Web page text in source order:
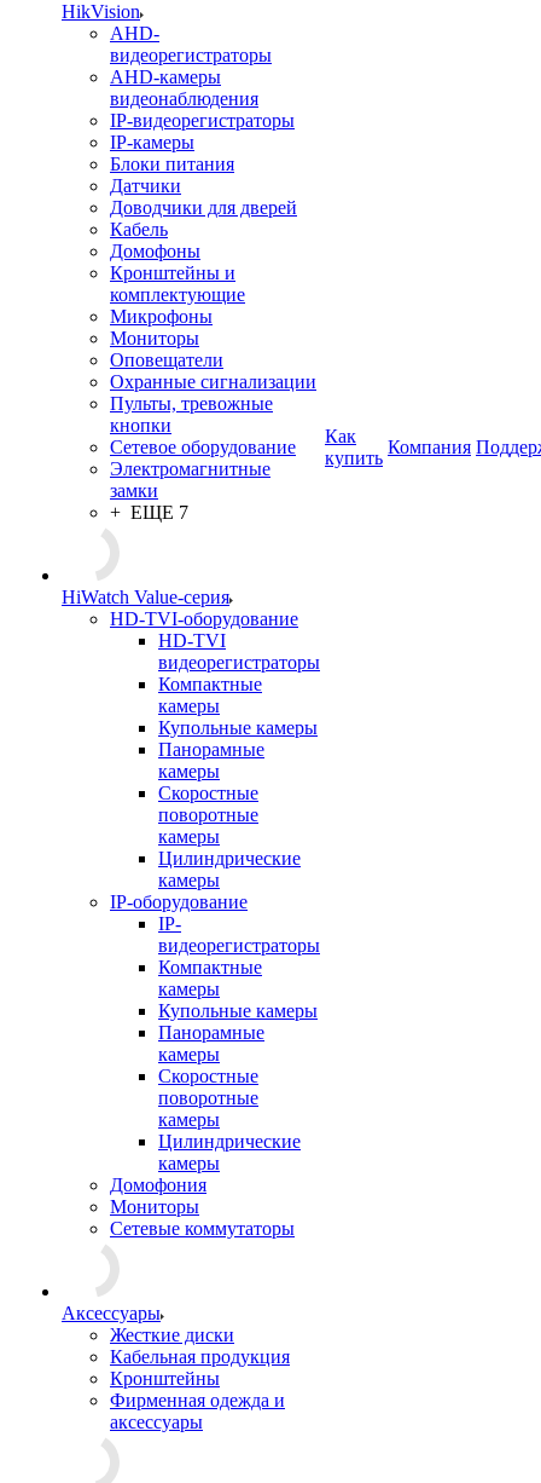
HikVision
AHD-
видеорегистраторы
AHD-камеры
видеонаблюдения
IP-видеорегистраторы
IP-камеры
Блоки питания
Датчики
Доводчики для дверей
Кабель
Домофоны
Кронштейны и
комплектующие
Микрофоны
Мониторы
Оповещатели
Охранные сигнализации
Пульты, тревожные
кнопки
Сетевое оборудование
Электромагнитные
замки
+ ЕЩЕ 7
HiWatch Value-серия
HD-TVI-оборудование
HD-TVI
видеорегистраторы
Компактные
камеры
Купольные камеры
Панорамные
камеры
Скоростные
поворотные
камеры
Цилиндрические
камеры
IP-оборудование
IP-
видеорегистраторы
Компактные
камеры
Купольные камеры
Панорамные
камеры
Скоростные
поворотные
камеры
Цилиндрические
камеры
Домофония
Мониторы
Сетевые коммутаторы
Аксессуары
Жесткие диски
Кабельная продукция
Кронштейны
Фирменная одежда и
аксессуары
Как
купить
Компания